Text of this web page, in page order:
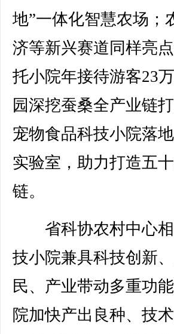
地”一体化智慧农场；
济等新兴赛道同样亮
托小院年接待游客23
园深挖蚕桑全产业链
宠物食品科技小院落
实验室，助力打造五
链。
省科协农村中心相
技小院兼具科技创新
民、产业带动多重功
院加快产出良种、技